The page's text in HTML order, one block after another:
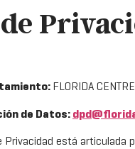
FLORIDA
de Datos: dpd@
Privacidad está articulada